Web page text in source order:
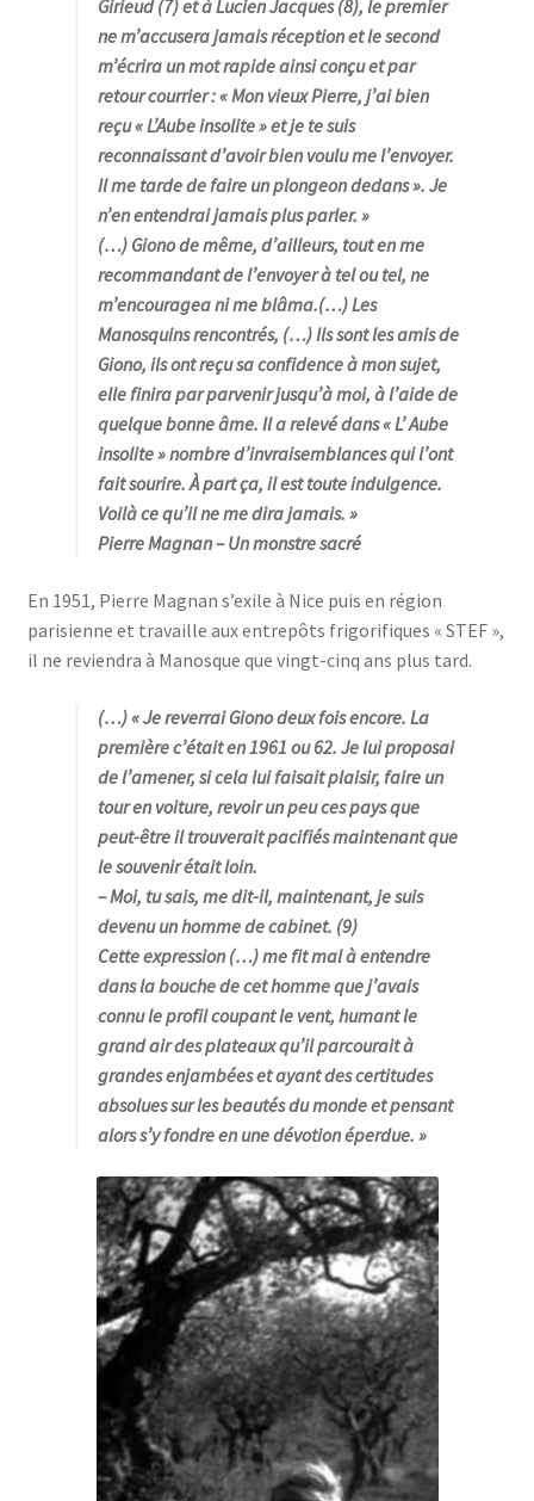
Girieud (7) et à Lucien Jacques (8), le premier
ne m’accusera jamais réception et le second
m’écrira un mot rapide ainsi conçu et par
retour courrier : « Mon vieux Pierre, j’ai bien
reçu « L’Aube insolite » et je te suis
reconnaissant d’avoir bien voulu me l’envoyer.
Il me tarde de faire un plongeon dedans ». Je
n’en entendrai jamais plus parler. »
(…) Giono de même, d’ailleurs, tout en me
recommandant de l’envoyer à tel ou tel, ne
m’encouragea ni me blâma.(…) Les
Manosquins rencontrés, (…) Ils sont les amis de
Giono, ils ont reçu sa confidence à mon sujet,
elle finira par parvenir jusqu’à moi, à l’aide de
quelque bonne âme. Il a relevé dans « L’ Aube
insolite » nombre d’invraisemblances qui l’ont
fait sourire. À part ça, il est toute indulgence.
Voilà ce qu’il ne me dira jamais. »
Pierre Magnan– Un monstre sacré
En 1951, Pierre Magnan s’exile à Nice puis en région
parisienne et travaille aux entrepôts frigorifiques « STEF »,
il ne reviendra à Manosque que vingt-cinq ans plus tard.
(…) « Je reverrai Giono deux fois encore. La
première c’était en 1961 ou 62. Je lui proposai
de l’amener, si cela lui faisait plaisir, faire un
tour en voiture, revoir un peu ces pays que
peut-être il trouverait pacifiés maintenant que
le souvenir était loin.
– Moi, tu sais, me dit-il, maintenant, je suis
devenu un homme de cabinet. (9)
Cette expression (…) me fit mal à entendre
dans la bouche de cet homme que j’avais
connu le profil coupant le vent, humant le
grand air des plateaux qu’il parcourait à
grandes enjambées et ayant des certitudes
absolues sur les beautés du monde et pensant
alors s’y fondre en une dévotion éperdue. »